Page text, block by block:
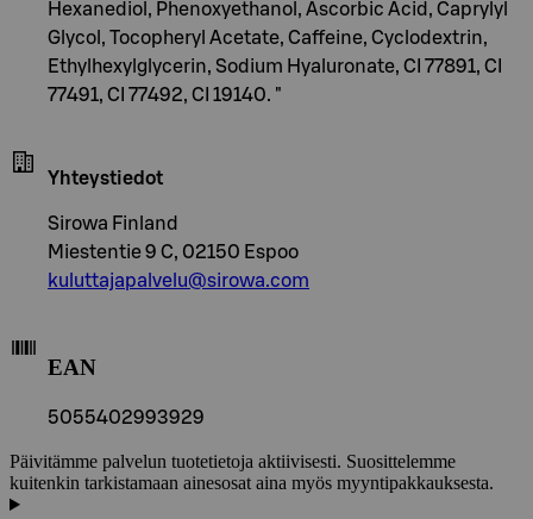
Hexanediol, Phenoxyethanol, Ascorbic Acid, Caprylyl
Glycol, Tocopheryl Acetate, Caffeine, Cyclodextrin,
Ethylhexylglycerin, Sodium Hyaluronate, CI 77891, CI
77491, CI 77492, CI 19140. "
Yhteystiedot
Sirowa Finland
Miestentie 9 C, 02150 Espoo
kuluttajapalvelu@sirowa.com
EAN
5055402993929
Päivitämme palvelun tuotetietoja aktiivisesti. Suosittelemme
kuitenkin tarkistamaan ainesosat aina myös myyntipakkauksesta.